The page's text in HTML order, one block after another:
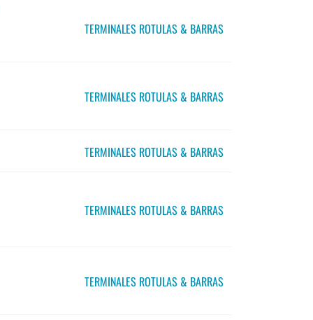
TERMINALES ROTULAS & BARRAS
TERMINALES ROTULAS & BARRAS
TERMINALES ROTULAS & BARRAS
TERMINALES ROTULAS & BARRAS
TERMINALES ROTULAS & BARRAS